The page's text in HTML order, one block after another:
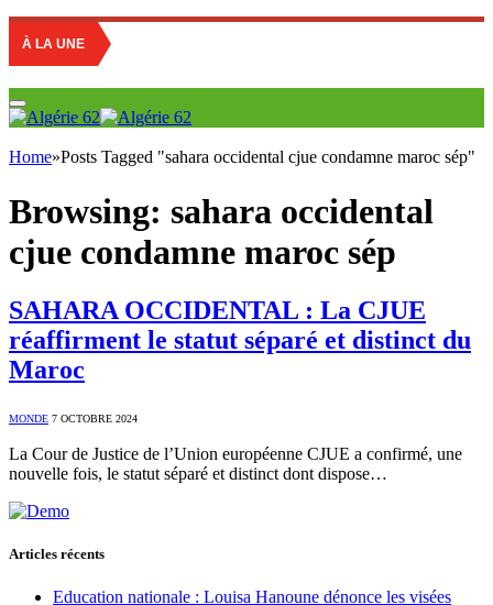
À LA UNE
Home»Posts Tagged "sahara occidental cjue condamne maroc sép"
Browsing: sahara occidental
cjue condamne maroc sép
SAHARA OCCIDENTAL : La CJUE
réaffirment le statut séparé et distinct du
Maroc
MONDE 7 OCTOBRE 2024
La Cour de Justice de l’Union européenne CJUE a confirmé, une
nouvelle fois, le statut séparé et distinct dont dispose…
Articles récents
Education nationale : Louisa Hanoune dénonce les visées